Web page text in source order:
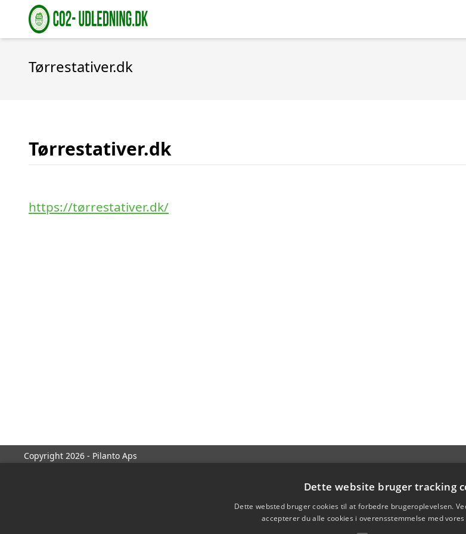
Tørrestativer.dk
Tørrestativer.dk
https://tørrestativer.dk/
Copyright 2026 - Pilanto Aps
Dette website bruger tracking
Dette websted bruger cookies til at forbedre brugeroplevelsen.
accepterer du alle cookies i overensstemmelse med